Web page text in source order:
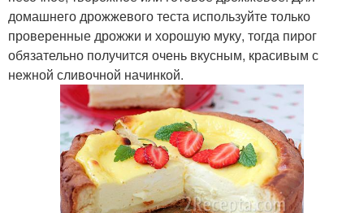
домашнего дрожжевого теста используйте только
проверенные дрожжи и хорошую муку, тогда пирог
обязательно получится очень вкусным, красивым с
нежной сливочной начинкой.